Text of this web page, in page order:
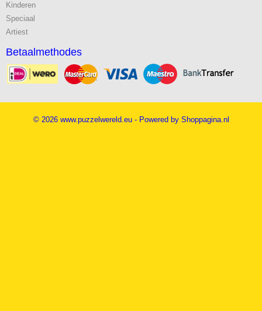
Kinderen
Speciaal
Artiest
Betaalmethodes
© 2026 www.puzzelwereld.eu - Powered by Shoppagina.nl